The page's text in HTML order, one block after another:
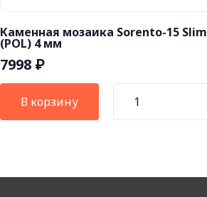
Каменная мозаика Sorento-15 Slim
(POL) 4 мм
7998 ₽
В корзину